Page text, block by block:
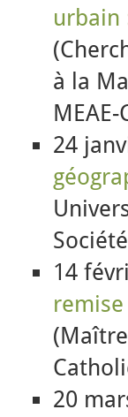
urbain
à la
MEAE-
24
14
20